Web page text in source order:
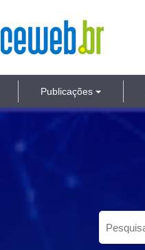
Ceweb.br
Publicações
Pesquisar